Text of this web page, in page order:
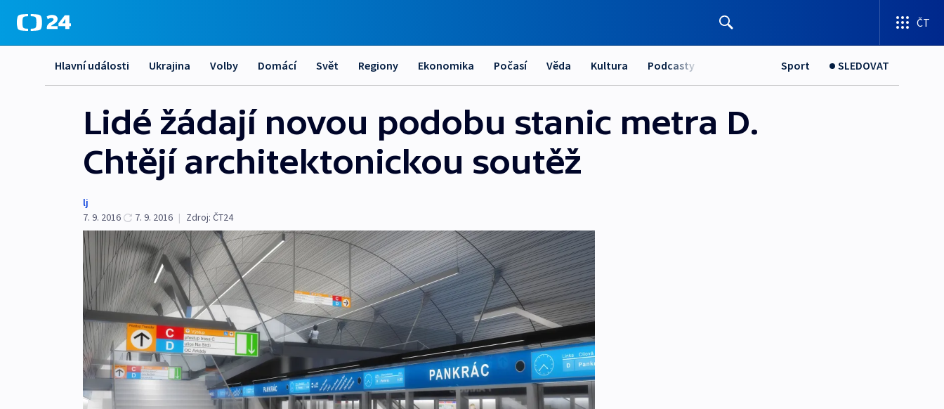
ČT
Hlavní události Ukrajina Volby Domácí Svět Regiony Ekonomika Počasí Věda Kultura Podcasty Sport SLEDOVAT
Lidé žádají novou podobu stanic metra D.
Chtějí architektonickou soutěž
lj
7. 9. 2016
7. 9. 2016 | Zdroj: ČT24